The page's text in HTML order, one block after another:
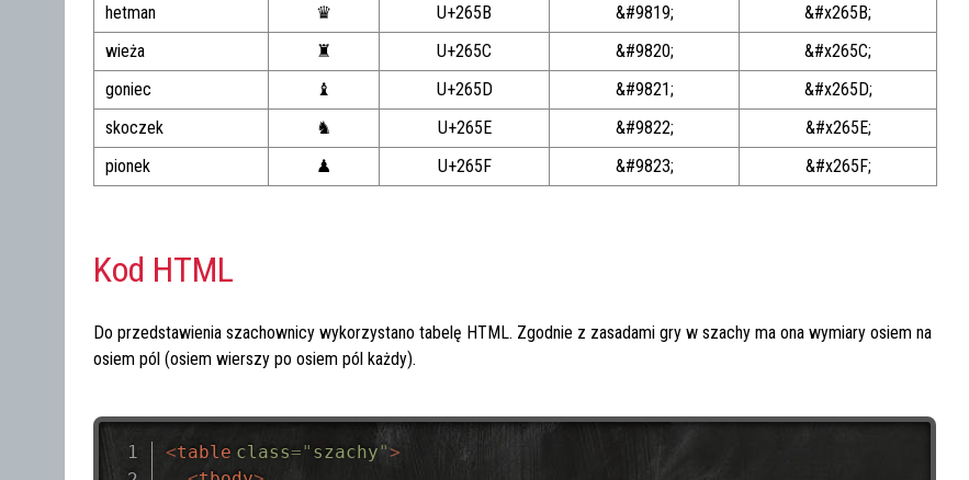
hetman
♛ U+265B &#9819;
&#x265B;
wieża
♜ U+265C &#9820;
&#x265C;
goniec
♝ U+265D &#9821;
&#x265D;
skoczek
♞ U+265E &#9822;
&#x265E;
pionek
♟ U+265F &#9823; &#x265F;
Kod HTML
Do przedstawienia szachownicy wykorzystano tabelę HTML. Zgodnie z zasadami gry w szachy ma ona wymiary osiem na
osiem pól (osiem wierszy po osiem pól każdy).
<table class=" szachy">